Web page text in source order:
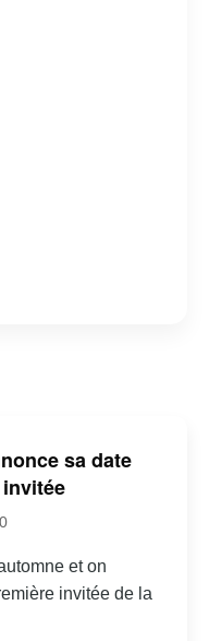
sa date
et on
invitée de la